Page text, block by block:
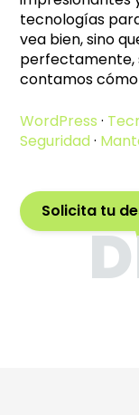
tecnologías
vea bien, sino
perfectamente,
contamos
WordPress ·
Seguridad ·
Solicita tu